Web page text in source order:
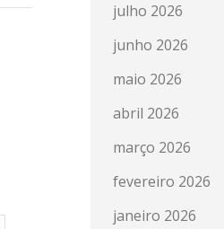
julho 2026
junho 2026
maio 2026
abril 2026
março 2026
fevereiro 2026
janeiro 2026